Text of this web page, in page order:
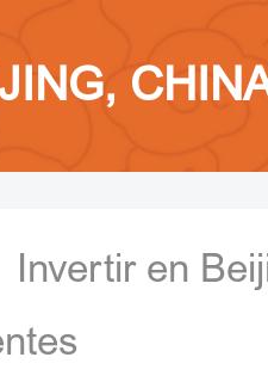
Invertir en